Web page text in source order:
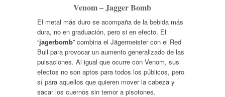
Venom – Jagger Bomb
El metal más duro se acompaña de la bebida más
dura, no en graduación, pero si en efecto. El
“jagerbomb” combina el Jägermeister con el Red
Bull para provocar un aumento generalizado de las
pulsaciones. Al igual que ocurre con Venom, sus
efectos no son aptos para todos los públicos, pero
sí para aquellos que quieren mover la cabeza y
sacar los cuernos sin temor a pisotones.